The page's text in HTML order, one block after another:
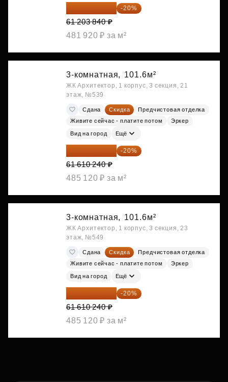
48 963 072 ₽ -20%
61 203 840 ₽
481 920 ₽ за м²
3-комнатная, 101.6м²
ЖК Архитектор, 1 корпус, 3 секция, 21
этаж, №539
Сдана Скидка
Предчистовая отделка
Живите сейчас - платите потом
Эркер
Вид на город Ещё
49 288 192 ₽ -20%
61 610 240 ₽
485 120 ₽ за м²
3-комнатная, 101.6м²
ЖК Архитектор, 1 корпус, 3 секция, 23
этаж, №549
Сдана Скидка
Предчистовая отделка
Живите сейчас - платите потом
Эркер
Вид на город Ещё
49 288 192 ₽ -20%
61 610 240 ₽
485 120 ₽ за м²